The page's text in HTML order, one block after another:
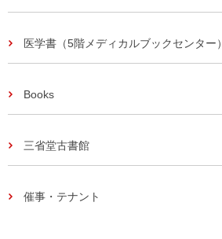
医学書（5階メディカルブックセンター）
Books
三省堂古書館
催事・テナント